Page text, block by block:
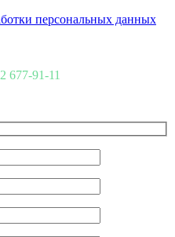
персональных данных
677-91-11